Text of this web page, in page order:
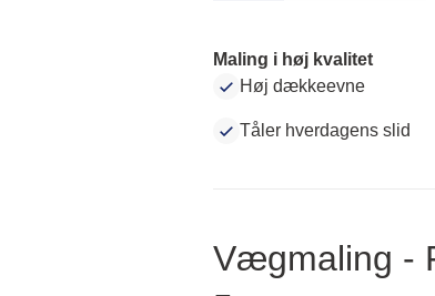
Maling i høj kvalitet
Høj dækkeevne
Tåler hverdagens slid
Vægmaling -